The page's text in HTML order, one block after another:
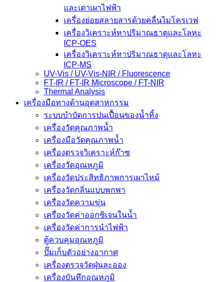
และเตาเผาไฟฟ้า
เครื่องย่อยสลายสารด้วยคลื่นไมโครเวฟ
เครื่องวิเคราะห์หาปริมาณธาตุและโลหะ
ICP-OES
เครื่องวิเคราะห์หาปริมาณธาตุและโลหะ
ICP-MS
UV-Vis / UV-Vis-NIR / Fluorescence
FT-IR / FT-IR Microscope / FT-NIR
Thermal Analysis
เครื่องมือทางด้านอุตสาหกรรม
ระบบบำบัดการปนเปื้อนของน้ำทิ้ง
เครื่องวัดคุณภาพน้ำ
เครื่องมือวัดคุณภาพน้ำ
เครื่องตรวจวิเคราะห์ก๊าซ
เครื่องวัดอุณหภูมิ
เครื่องวัดประสิทธิภาพการเผาไหม้
เครื่องวัดกลิ่นแบบพกพา
เครื่องวัดความขุ่น
เครื่องวัดค่าออกซิเจนในน้ำ
เครื่องวัดค่าการนำไฟฟ้า
ตู้ควบคุมอุณหภูมิ
ปั๊มเก็บตัวอย่างอากาศ
เครื่องตรวจวัดฝุ่นละออง
เครื่องบันทึกอุณหภูมิ